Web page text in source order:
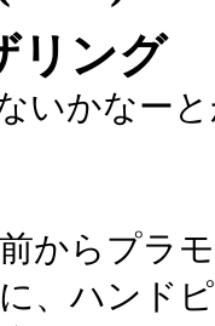
リング
いかなー
からプラ
、ハンド